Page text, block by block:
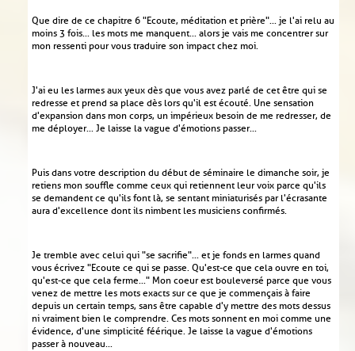
Que dire de ce chapitre 6 "Ecoute, méditation et prière"... je l'ai relu au
moins 3 fois... les mots me manquent... alors je vais me concentrer sur
mon ressenti pour vous traduire son impact chez moi.
J'ai eu les larmes aux yeux dès que vous avez parlé de cet être qui se
redresse et prend sa place dès lors qu'il est écouté. Une sensation
d'expansion dans mon corps, un impérieux besoin de me redresser, de
me déployer... Je laisse la vague d'émotions passer...
Puis dans votre description du début de séminaire le dimanche soir, je
retiens mon souffle comme ceux qui retiennent leur voix parce qu'ils
se demandent ce qu'ils font là, se sentant miniaturisés par l'écrasante
aura d'excellence dont ils nimbent les musiciens confirmés.
Je tremble avec celui qui "se sacrifie"... et je fonds en larmes quand
vous écrivez "Ecoute ce qui se passe. Qu'est-ce que cela ouvre en toi,
qu'est-ce que cela ferme..." Mon coeur est bouleversé parce que vous
venez de mettre les mots exacts sur ce que je commençais à faire
depuis un certain temps, sans être capable d'y mettre des mots dessus
ni vraiment bien le comprendre. Ces mots sonnent en moi comme une
évidence, d'une simplicité féérique. Je laisse la vague d'émotions
passer à nouveau...